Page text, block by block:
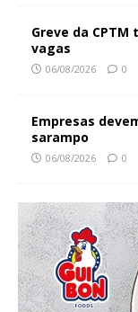
Greve da
vagas
06/08/2026 0
Empresas
sarampo
06/08/2026 0